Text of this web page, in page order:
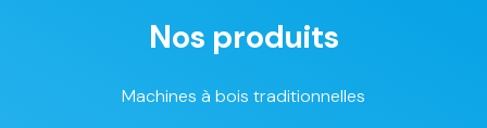
Nos produits
Machines à bois traditionnelles